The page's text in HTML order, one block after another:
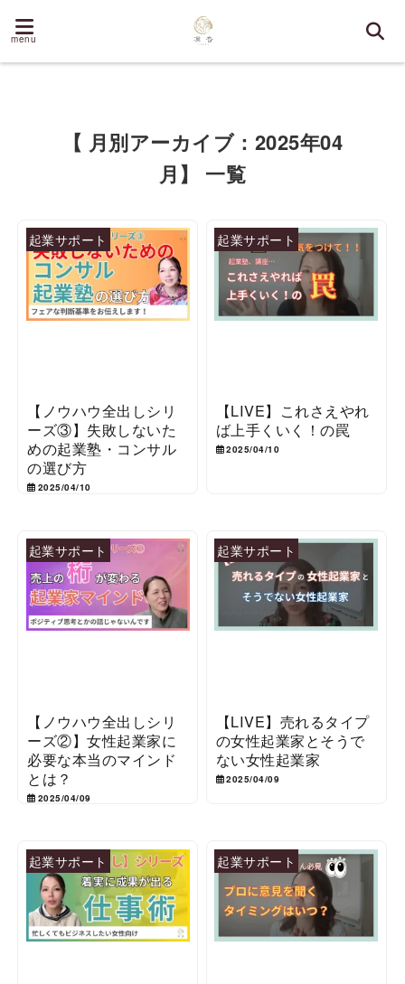
menu
【 月別アーカイブ：2025年04
月】 一覧
起業サポート
【ノウハウ全出しシリ
ーズ③】失敗しないた
めの起業塾・コンサル
の選び方
2025/04/10
起業サポート
【LIVE】これさえやれ
ば上手くいく！の罠
2025/04/10
起業サポート
【ノウハウ全出しシリ
ーズ②】女性起業家に
必要な本当のマインド
とは？
2025/04/09
起業サポート
【LIVE】売れるタイプ
の女性起業家とそうで
ない女性起業家
2025/04/09
起業サポート 起業サポート